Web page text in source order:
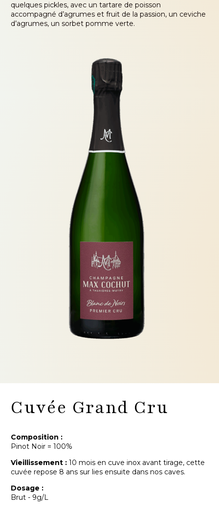
quelques pickles, avec un tartare de poisson
accompagné d’agrumes et fruit de la passion, un ceviche
d’agrumes, un sorbet pomme verte.
Cuvée Grand Cru
Composition :
Pinot Noir = 100%
Vieillissement :10 mois en cuve inox avant tirage, cette
cuvée repose 8 ans sur lies ensuite dans nos caves.
Dosage :
Brut - 9g/L